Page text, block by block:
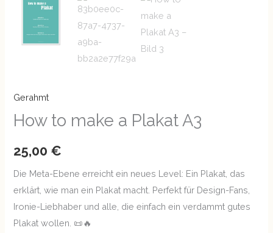
Gerahmt
How to make a Plakat A3
25,00 €
Die Meta-Ebene erreicht ein neues Level: Ein Plakat, das
erklärt, wie man ein Plakat macht. Perfekt für Design-Fans,
Ironie-Liebhaber und alle, die einfach ein verdammt gutes
Plakat wollen. 📜🔥
make
Plakat